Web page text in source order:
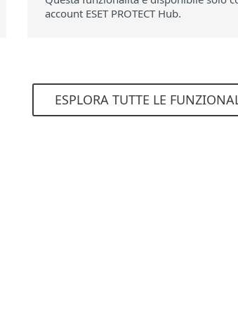
account ESET PROTECT Hub.
ESPLORA TUTTE LE